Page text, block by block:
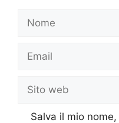
Nome
Email
Sito
web
Salva il mio